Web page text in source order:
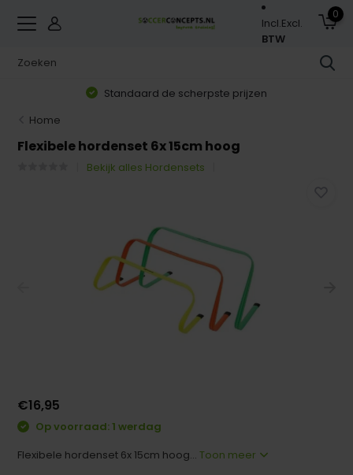
Incl.Excl.
BTW
0
Standaard de scherpste prijzen
Home
Flexibele hordenset 6x 15cm hoog
Bekijk alles Hordensets
€16,95
Op voorraad: 1 werdag
Flexibele hordenset 6x 15cm hoog...Toon meer